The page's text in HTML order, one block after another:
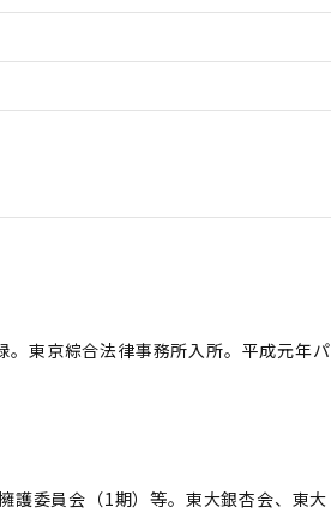
東京綜合法律事務所入所。平成元年パ
護委員会（1期）等。東大銀杏会、東大